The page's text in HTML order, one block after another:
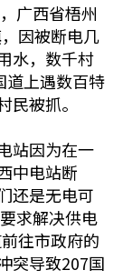
广西省梧州
因被断电几
水，数千村
道上遇数百特
被抓。
站因为在一
中电站断
还是无电可
求解决供电
往市政府的
突导致207国